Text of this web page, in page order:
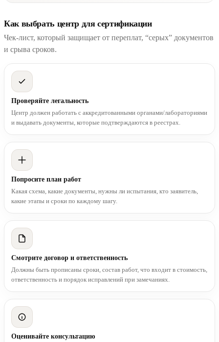
Как выбрать центр для сертификации
Чек-лист, который защищает от переплат, “серых” документов
и срыва сроков.
Проверяйте легальность
Центр должен работать с аккредитованными органами/лабораториями
и выдавать документы, которые подтверждаются в реестрах.
Попросите план работ
Какая схема, какие документы, нужны ли испытания, кто заявитель,
какие этапы и сроки по каждому шагу.
Смотрите договор и ответственность
Должны быть прописаны сроки, состав работ, что входит в стоимость,
ответственность и порядок исправлений при замечаниях.
Оценивайте консультацию